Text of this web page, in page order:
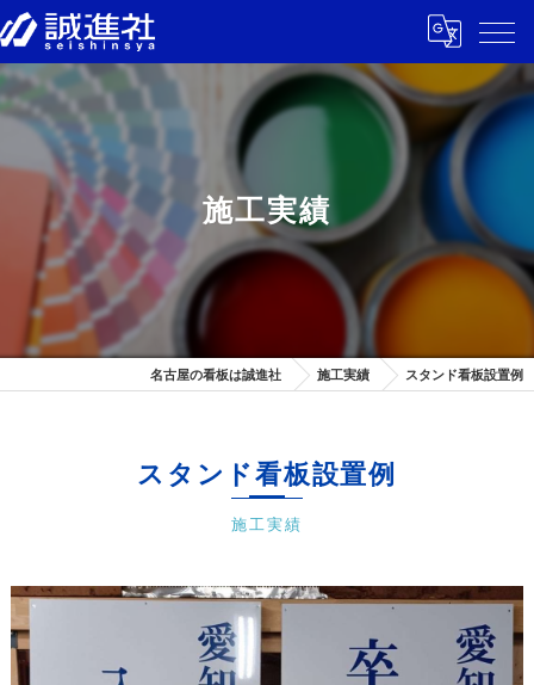
施工実績
名古屋の看板は誠進社 施工実績 スタンド看板設置例
施工実績
スタンド看板設置例